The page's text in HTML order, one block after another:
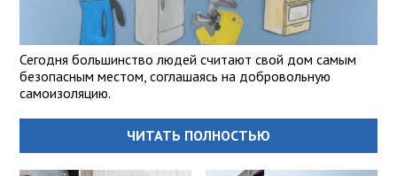
Сегодня большинство людей считают свой дом самым
безопасным местом, соглашаясь на добровольную
самоизоляцию.
ЧИТАТЬ ПОЛНОСТЬЮ